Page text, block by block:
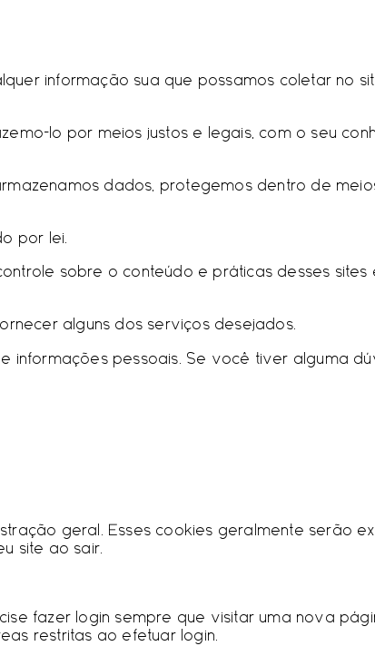
informação sua que possamos coletar no
lo por meios justos e legais, com o seu
dados, protegemos dentro de
por lei.
sobre o conteúdo e práticas desses
alguns dos serviços desejados.
pessoais. Se você tiver alguma
geral. Esses cookies geralmente serão
site ao sair.
fazer login sempre que visitar uma nova
restritas ao efetuar login.